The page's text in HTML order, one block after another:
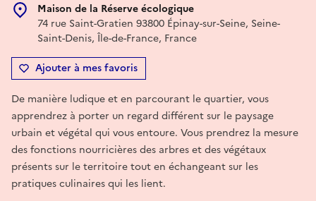
Maison de la Réserve écologique
74 rue Saint-Gratien 93800 Épinay-sur-Seine, Seine-
Saint-Denis, Île-de-France, France
Ajouter à mes favoris
De manière ludique et en parcourant le quartier, vous
apprendrez à porter un regard différent sur le paysage
urbain et végétal qui vous entoure. Vous prendrez la mesure
des fonctions nourricières des arbres et des végétaux
présents sur le territoire tout en échangeant sur les
pratiques culinaires qui les lient.